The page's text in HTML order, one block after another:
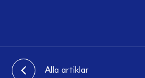
Alla artiklar